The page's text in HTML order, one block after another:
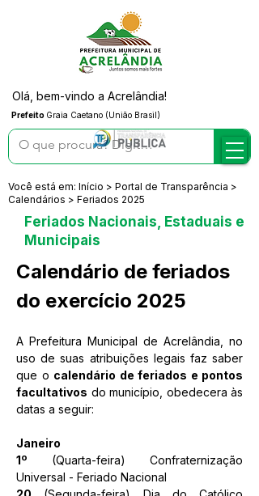
Prefeito Graia Caetano (União Brasil)
Olá, bem-vindo a Acrelândia!
Você está em: Início > Portal de Transparência >
Calendários > Feriados 2025
Feriados Nacionais, Estaduais e
Municipais
Calendário de feriados
do exercício 2025
A Prefeitura Municipal de Acrelândia, no
uso de suas atribuições legais faz saber
que o calendário de feriados e pontos
facultativos do município, obedecera às
datas a seguir:
Janeiro
1º (Quarta-feira) Confraternização
Universal - Feriado Nacional